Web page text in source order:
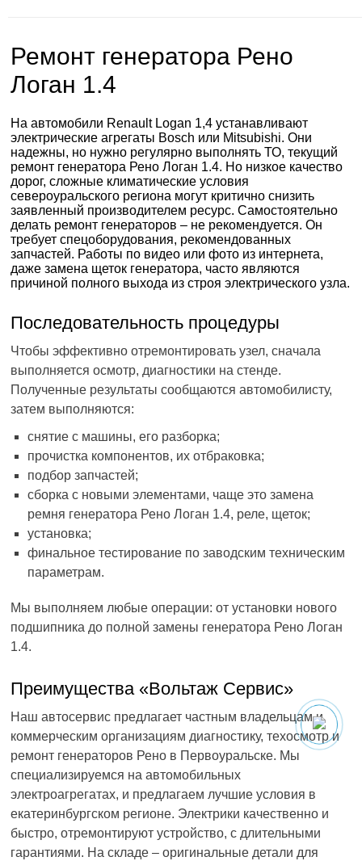
Ремонт генератора Рено
Логан 1.4
На автомобили Renault Logan 1,4 устанавливают
электрические агрегаты Bosch или Mitsubishi. Они
надежны, но нужно регулярно выполнять ТО, текущий
ремонт генератора Рено Логан 1.4. Но низкое качество
дорог, сложные климатические условия
североуральского региона могут критично снизить
заявленный производителем ресурс. Самостоятельно
делать ремонт генераторов – не рекомендуется. Он
требует спецоборудования, рекомендованных
запчастей. Работы по видео или фото из интернета,
даже замена щеток генератора, часто являются
причиной полного выхода из строя электрического узла.
Последовательность процедуры
Чтобы эффективно отремонтировать узел, сначала
выполняется осмотр, диагностики на стенде.
Полученные результаты сообщаются автомобилисту,
затем выполняются:
снятие с машины, его разборка;
прочистка компонентов, их отбраковка;
подбор запчастей;
сборка с новыми элементами, чаще это замена
ремня генератора Рено Логан 1.4, реле, щеток;
установка;
финальное тестирование по заводским техническим
параметрам.
Мы выполняем любые операции: от установки нового
подшипника до полной замены генератора Рено Логан
1.4.
Преимущества «Вольтаж Сервис»
Наш автосервис предлагает частным владельцам и
коммерческим организациям диагностику, техосмотр и
ремонт генераторов Рено в Первоуральске. Мы
специализируемся на автомобильных
электроагрегатах, и предлагаем лучшие условия в
екатеринбургском регионе. Электрики качественно и
быстро, отремонтируют устройство, с длительными
гарантиями. На складе – оригинальные детали для